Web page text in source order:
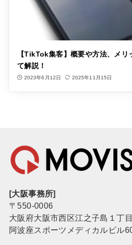
【TikTok集客】概要や方法、メ
て解説！
2023年6月12日 2025年11月15日
[大阪事務所]
〒550-0006
大阪府大阪市西区江之子島１丁
阿波座スポーツメディカルビル